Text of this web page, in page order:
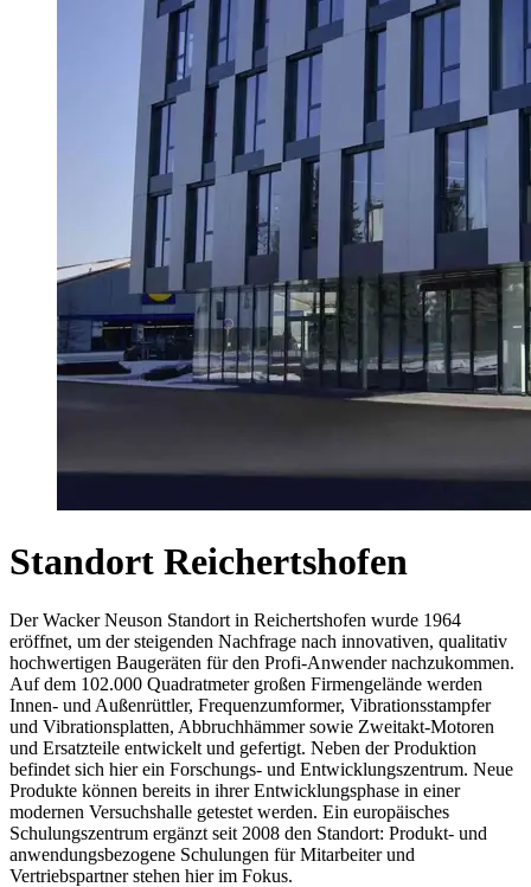
Standort Reichertshofen
Der Wacker Neuson Standort in Reichertshofen wurde 1964
eröffnet, um der steigenden Nachfrage nach innovativen, qualitativ
hochwertigen Baugeräten für den Profi-Anwender nachzukommen.
Auf dem 102.000 Quadratmeter großen Firmengelände werden
Innen- und Außenrüttler, Frequenzumformer, Vibrationsstampfer
und Vibrationsplatten, Abbruchhämmer sowie Zweitakt-Motoren
und Ersatzteile entwickelt und gefertigt. Neben der Produktion
befindet sich hier ein Forschungs- und Entwicklungszentrum. Neue
Produkte können bereits in ihrer Entwicklungsphase in einer
modernen Versuchshalle getestet werden. Ein europäisches
Schulungszentrum ergänzt seit 2008 den Standort: Produkt- und
anwendungsbezogene Schulungen für Mitarbeiter und
Vertriebspartner stehen hier im Fokus.